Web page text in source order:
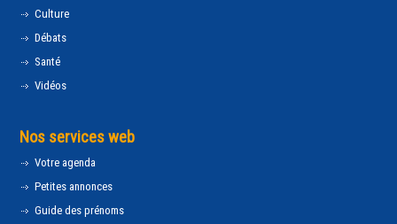
Culture
Débats
Santé
Vidéos
Nos services web
Votre agenda
Petites annonces
Guide des prénoms